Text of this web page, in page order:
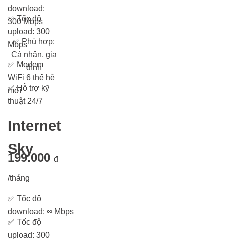
download:
300 Mbps
✅Tốc độ
upload: 300
Mbps
✅Phù hợp:
Cá nhân, gia
đình
✅ Modem
WiFi 6 thế hệ
mới
✅Hỗ trợ kỹ
thuật 24/7
Internet
Sky
199.000 đ
/tháng
✅ Tốc độ
download: ∞ Mbps
✅ Tốc độ
upload: 300